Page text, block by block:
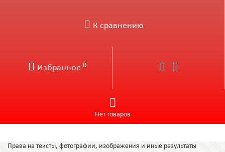
К сравнению
Избранное 0
Нет товаров
Права на тексты, фотографии, изображения и иные результаты